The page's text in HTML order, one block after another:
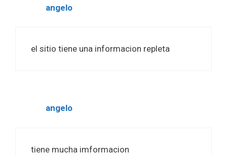
angelo
el sitio tiene una informacion repleta
angelo
tiene mucha imformacion